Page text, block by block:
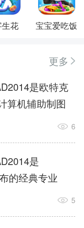
花 宝宝爱吃饭
更多
是欧特克
算机辅助制图
定2D施工图绘
。版本新增图
景地理地图、
模块，优化命
与图层批量管
6
是
的经典专业
软件，是工程 5